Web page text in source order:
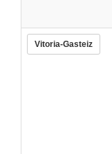
Vitoria-Gasteiz